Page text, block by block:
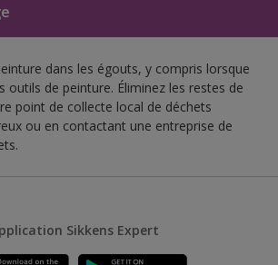
dans les égouts, y compris lorsque
outils de peinture. Éliminez les restes de
point de collecte local de déchets
ou en contactant une entreprise de
Sikkens Expert